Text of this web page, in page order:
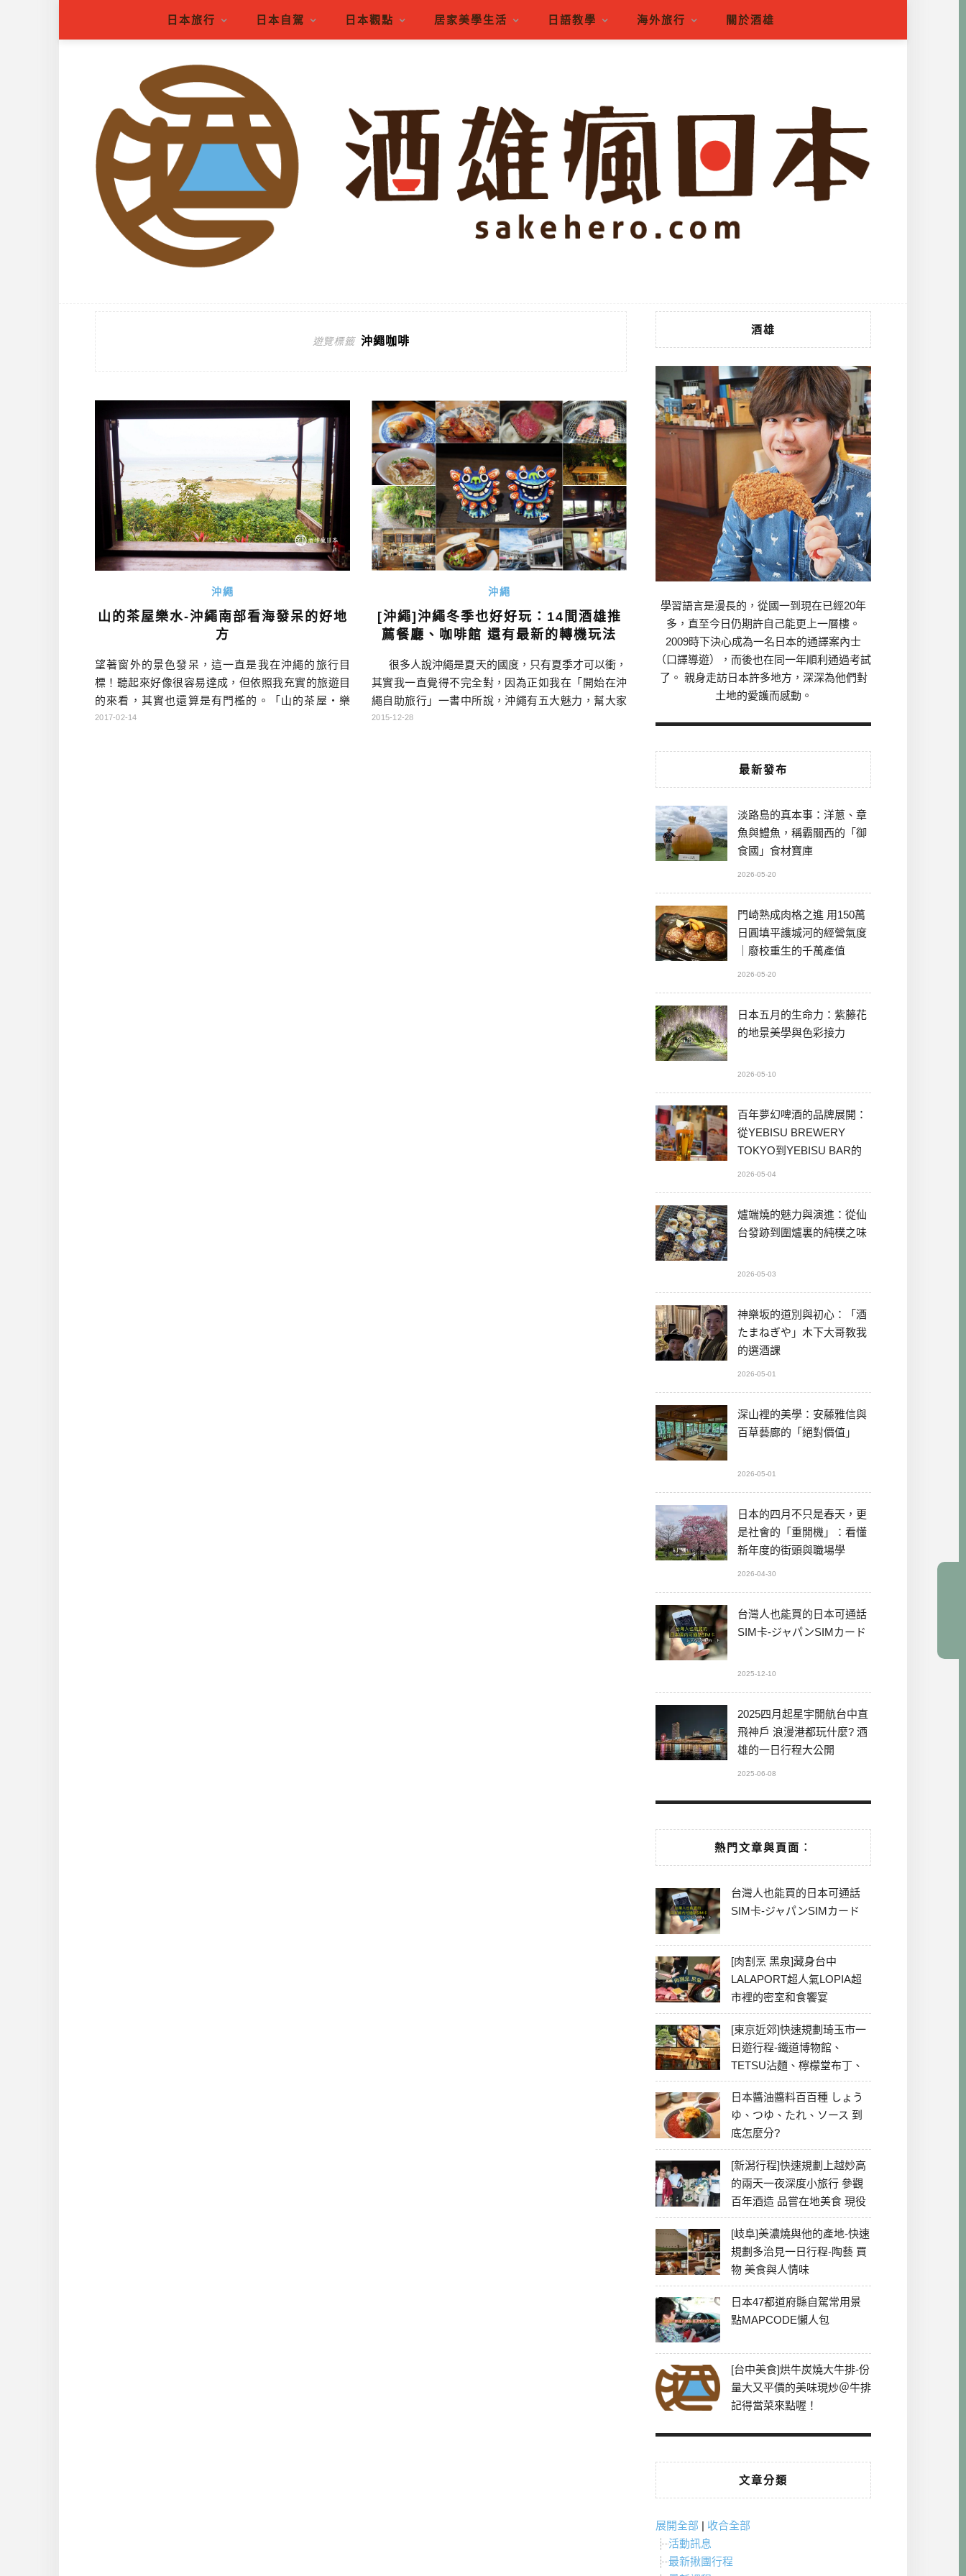
日本旅行 日本自駕 日本觀點 居家美學生活 日語教學 海外旅行 關於酒雄
遊覽標籤 沖繩咖啡
沖繩
山的茶屋樂水-沖繩南部看海發呆的好地
方
望著窗外的景色發呆，這一直是我在沖繩的旅行目
標！聽起來好像很容易達成，但依照我充實的旅遊目
的來看，其實也還算是有門檻的。「山的茶屋・樂
水」就是一間會讓你想發呆的地方，他可以吃窯烤披
2017-02-14
沖繩
[沖繩]沖繩冬季也好好玩：14間酒雄推
薦餐廳、咖啡館 還有最新的轉機玩法
很多人說沖繩是夏天的國度，只有夏季才可以衝，
其實我一直覺得不完全對，因為正如我在「開始在沖
繩自助旅行」一書中所說，沖繩有五大魅力，幫大家
複習一下 ①沖繩的碧海藍天②琉球王國的文化遺產 ③
2015-12-28
酒雄
學習語言是漫長的，從國一到現在已經20年
多，直至今日仍期許自己能更上一層樓。
2009時下決心成為一名日本的通譯案內士
（口譯導遊），而後也在同一年順利通過考試
了。 親身走訪日本許多地方，深深為他們對
土地的愛護而感動。
最新發布
淡路島的真本事：洋蔥、章
魚與鱧魚，稱霸關西的「御
食國」食材寶庫
2026-05-20
門崎熟成肉格之進 用150萬
日圓填平護城河的經營氣度
｜廢校重生的千萬產值
2026-05-20
日本五月的生命力：紫藤花
的地景美學與色彩接力
2026-05-10
百年夢幻啤酒的品牌展開：
從YEBISU BREWERY
TOKYO到YEBISU BAR的
2026-05-04
爐端燒的魅力與演進：從仙
台發跡到圍爐裏的純樸之味
2026-05-03
神樂坂的道別與初心：「酒
たまねぎや」木下大哥教我
的選酒課
2026-05-01
深山裡的美學：安藤雅信與
百草藝廊的「絕對價值」
2026-05-01
日本的四月不只是春天，更
是社會的「重開機」：看懂
新年度的街頭與職場學
2026-04-30
台灣人也能買的日本可通話
SIM卡-ジャパンSIMカード
2025-12-10
2025四月起星宇開航台中直
飛神戶 浪漫港都玩什麼? 酒
雄的一日行程大公開
2025-06-08
熱門文章與頁面︰
台灣人也能買的日本可通話
SIM卡-ジャパンSIMカード
[肉割烹 黑泉]藏身台中
LALAPORT超人氣LOPIA超
市裡的密室和食饗宴
[東京近郊]快速規劃琦玉市一
日遊行程-鐵道博物館、
TETSU沾麵、檸檬堂布丁、
冰川神社、美食彙整
日本醬油醬料百百種 しょう
ゆ、つゆ、たれ、ソース 到
底怎麼分?
[新潟行程]快速規劃上越妙高
的兩天一夜深度小旅行 參觀
百年酒造 品嘗在地美食 現役
最老牌電影院
[岐阜]美濃燒與他的產地-快速
規劃多治見一日行程-陶藝 買
物 美食與人情味
日本47都道府縣自駕常用景
點MAPCODE懶人包
[台中美食]烘牛炭燒大牛排-份
量大又平價的美味現炒＠牛排
記得當菜來點喔！
文章分類
展開全部 | 收合全部
活動訊息
最新揪團行程